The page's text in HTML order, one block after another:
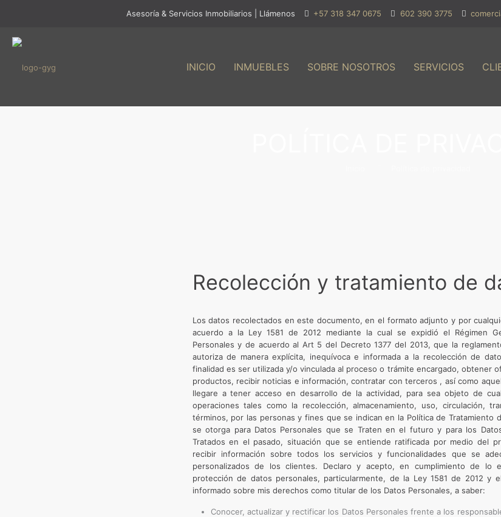
Asesoría & Servicios Inmobiliarios | Llámenos +57 318 347 0675 602 390 3775
INICIO INMUEBLES SOBRE NOSOTROS SERVICIOS
Recolección y tratamiento de
Los datos recolectados en este documento​,​ en el formato adjunto y por
acuerdo a la Ley 1581 de 2012 mediante la cual se expidió el Régimen
Personales y de acuerdo al Art 5 del Decreto 1377 del 2013, que la
autoriza de manera explícita, inequívoca e informada a la recolección de
finalidad es ser utilizada y/o vinculada al proceso o trámite encargado, obtener
productos, recibir noticias e información, contratar con terceros , así como
llegare a tener acceso en desarrollo de la actividad, para sea objeto de
operaciones tales como la recolección, almacenamiento, uso, circulación,
términos, por las personas y fines que se indican en la Política de Tratamiento
se otorga para Datos Personales que se Traten en el futuro y para los
Tratados en el pasado, situación que se entiende ratificada por medio del
recibir información sobre todos los servicios y funcionalidades que se
personalizados de los clientes. Declaro y acepto, en cumplimiento de lo
protección de datos personales, particularmente, de la Ley 1581 de 2012 y
informado sobre mis derechos como titular de los Datos Personales​,​ a saber:
Conocer, actualizar y rectificar los Datos Personales frente a los